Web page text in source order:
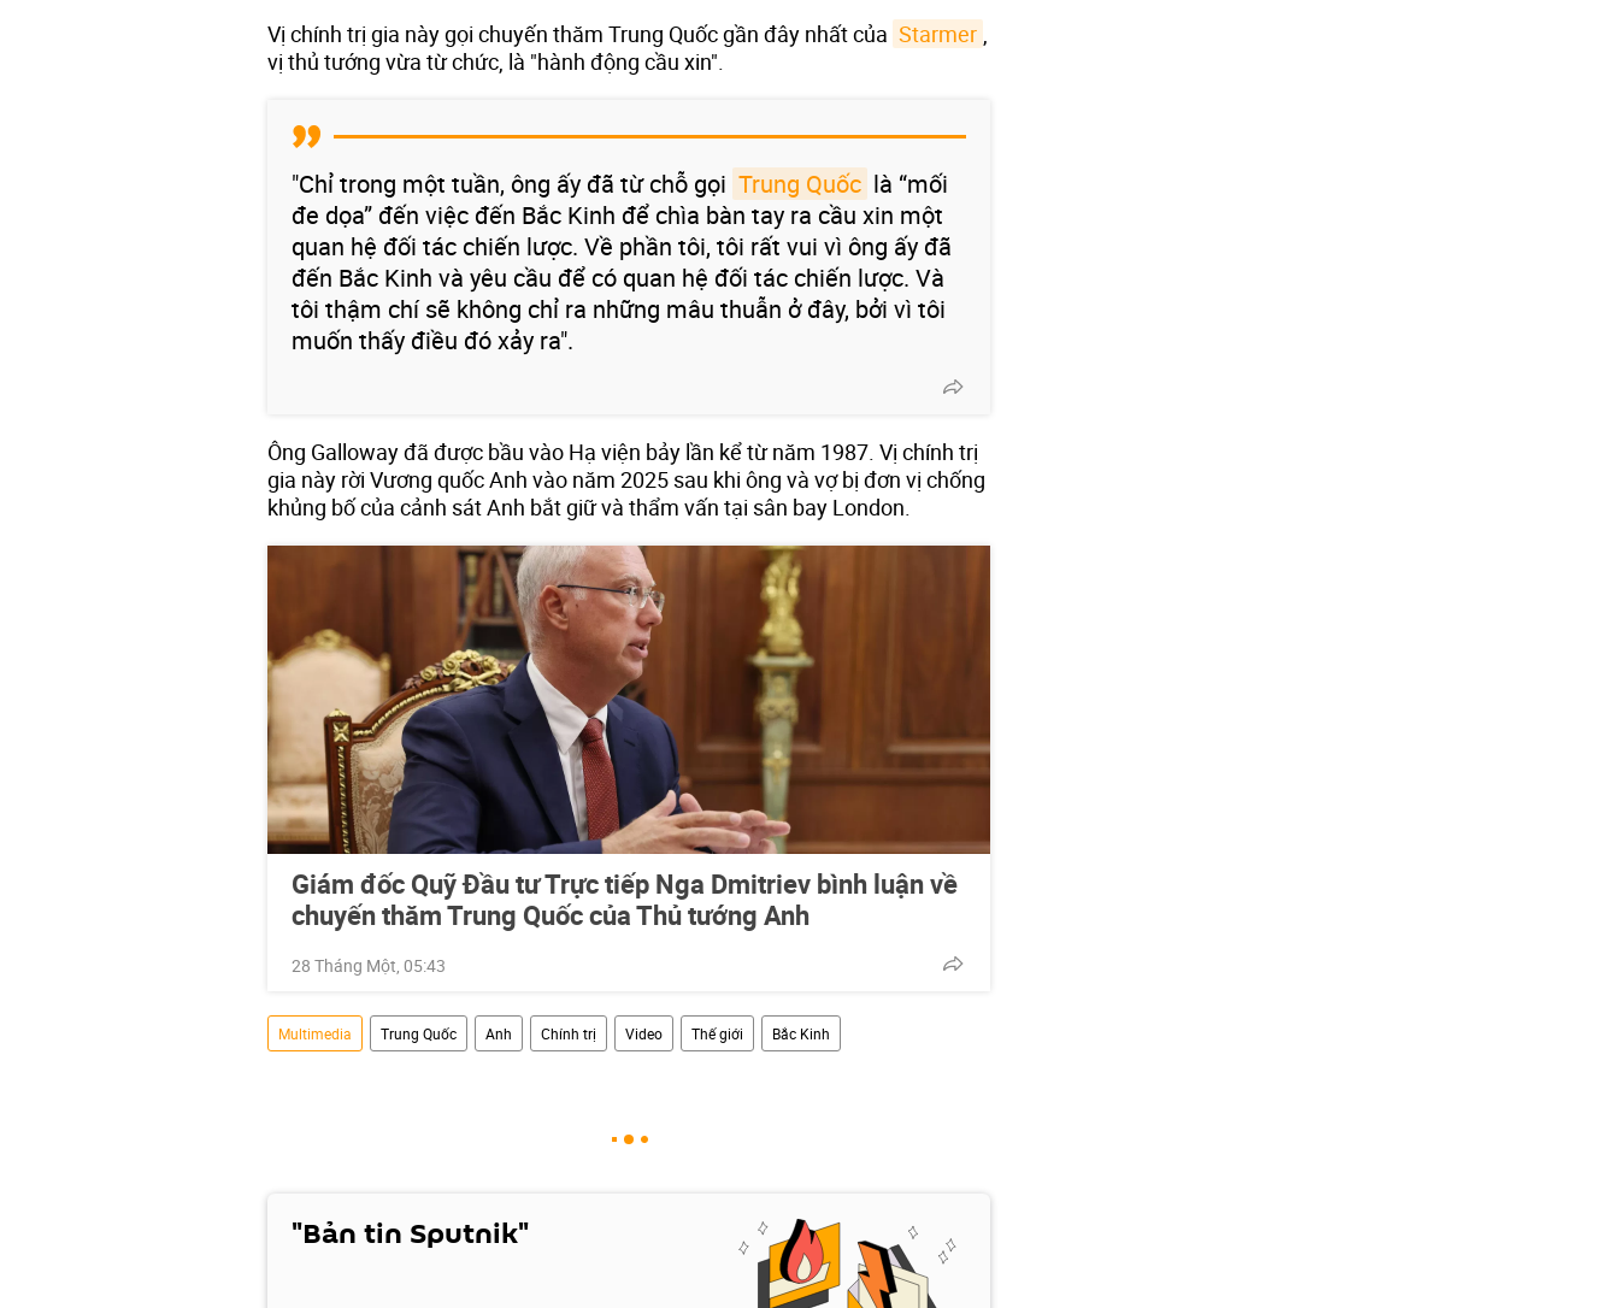
Vị chính trị gia này gọi chuyến thăm Trung Quốc gần đây nhất của Starmer
vị thủ tướng vừa từ chức, là "hành động cầu xin".
"Chỉ trong một tuần, ông ấy đã từ chỗ gọi Trung Quốc là “mối
đe dọa” đến việc đến Bắc Kinh để chìa bàn tay ra cầu xin một
quan hệ đối tác chiến lược. Về phần tôi, tôi rất vui vì ông ấy đã
đến Bắc Kinh và yêu cầu để có quan hệ đối tác chiến lược. Và
tôi thậm chí sẽ không chỉ ra những mâu thuẫn ở đây, bởi vì tôi
muốn thấy điều đó xảy ra".
Ông Galloway đã được bầu vào Hạ viện bảy lần kể từ năm 1987. Vị chính trị
gia này rời Vương quốc Anh vào năm 2025 sau khi ông và vợ bị đơn vị chống
khủng bố của cảnh sát Anh bắt giữ và thẩm vấn tại sân bay London.
Giám đốc Quỹ Đầu tư Trực tiếp Nga Dmitriev bình luận về
chuyến thăm Trung Quốc của Thủ tướng Anh
28 Tháng Một, 05:43
Multimedia Trung Quốc Anh Chính trị Video Thế giới Bắc Kinh
"Bản tin Sputnik"